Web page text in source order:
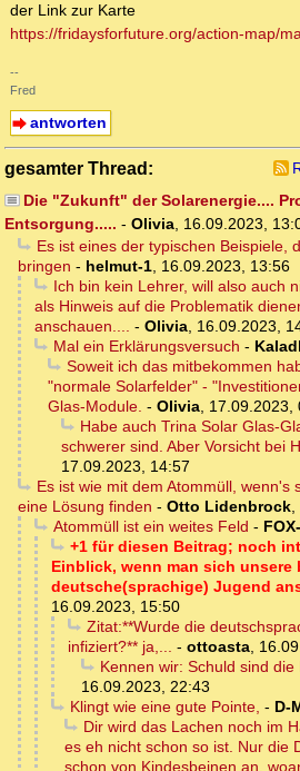
der Link zur Karte
https://fridaysforfuture.org/action-map/
--
Fred
antworten
gesamter Thread:
Die "Zukunft" der Solarenergie....
Entsorgung..... - Olivia 16.09.2023,
Es ist eines der typischen Beispiele,
bringen - helmut-1 16.09.2023, 13:56
Ich bin kein Lehrer, will also auch
als Hinweis auf die Problematik
anschauen....
- Olivia 16.09.2023,
Mal ein Erklärungsversuch -
Soweit ich das mitbekommen
"normale Solarfelder" -
Glas-Module. - Olivia 17.09.2023,
Habe auch Trina Solar Glas-
schwerer sind. Aber Vorsicht bei
17.09.2023, 14:57
Es ist wie mit dem Atommüll, wenn's
eine Lösung finden - Otto Lidenbrock
Atommüll ist ein weites Feld -
+1 für diesen Beitrag; noch
Einblick, wenn man sich unsere
deutsche(sprachige) Jugend
16.09.2023, 15:50
Zitat:**Wurde die
infiziert?** ja,...
- ottoasta
Kennen wir: Schuld sind die
16.09.2023, 22:43
Klingt wie eine gute Pointe, - D-
Dir wird das Lachen noch im
es eh nicht schon so ist. Nur die
schon von Kindesbeinen an,